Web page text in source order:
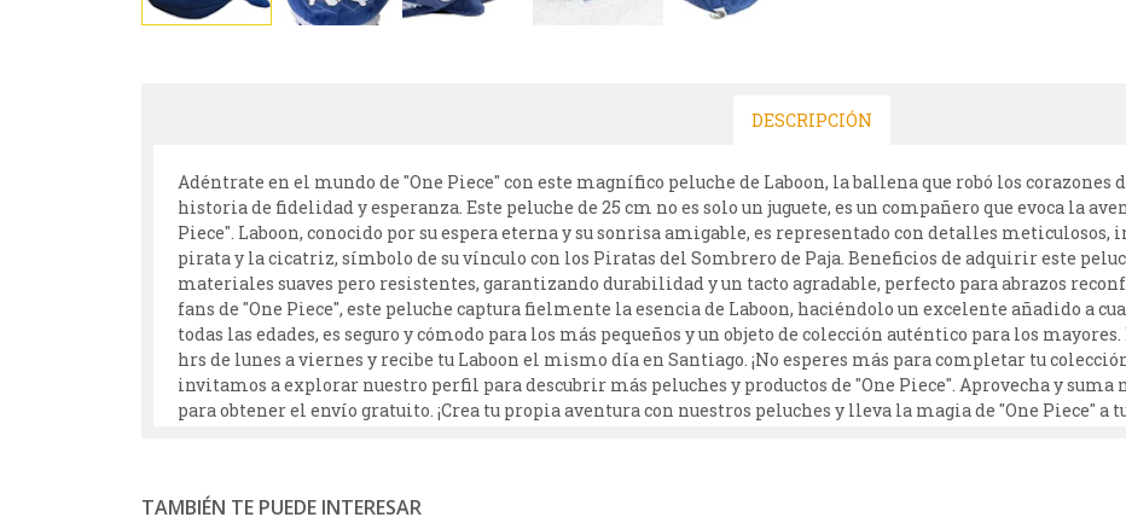
DESCRIPCIÓN
Adéntrate en el mundo de "One Piece" con este magnífico peluche de Laboon, la ballena que robó los corazones
historia de fidelidad y esperanza. Este peluche de 25 cm no es solo un juguete, es un compañero que evoca la
Piece". Laboon, conocido por su espera eterna y su sonrisa amigable, es representado con detalles meticulosos,
pirata y la cicatriz, símbolo de su vínculo con los Piratas del Sombrero de Paja. Beneficios de adquirir este
materiales suaves pero resistentes, garantizando durabilidad y un tacto agradable, perfecto para abrazos
fans de "One Piece", este peluche captura fielmente la esencia de Laboon, haciéndolo un excelente añadido a
todas las edades, es seguro y cómodo para los más pequeños y un objeto de colección auténtico para los
hrs de lunes a viernes y recibe tu Laboon el mismo día en Santiago. ¡No esperes más para completar tu
invitamos a explorar nuestro perfil para descubrir más peluches y productos de "One Piece". Aprovecha y
para obtener el envío gratuito. ¡Crea tu propia aventura con nuestros peluches y lleva la magia de "One Piece" a
TAMBIÉN TE PUEDE INTERESAR